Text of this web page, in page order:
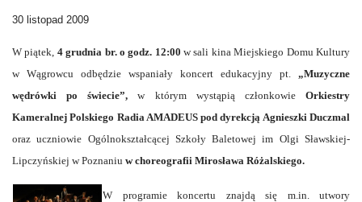
30 listopad 2009
W piątek, 4 grudnia br. o godz. 12:00w sali kina Miejskiego Domu Kultury
w Wągrowcu odbędzie wspaniały koncert edukacyjny pt. „Muzyczne
wędrówki po świecie”, w którym wystąpią członkowieOrkiestry
Kameralnej Polskiego Radia AMADEUS pod dyrekcją Agnieszki Duczmal
oraz uczniowie Ogólnokształcącej Szkoły Baletowej im Olgi Sławskiej-
Lipczyńskiej w Poznaniu w choreografii Mirosława Różalskiego.
W programie koncertu znajdą się m.in. utwory